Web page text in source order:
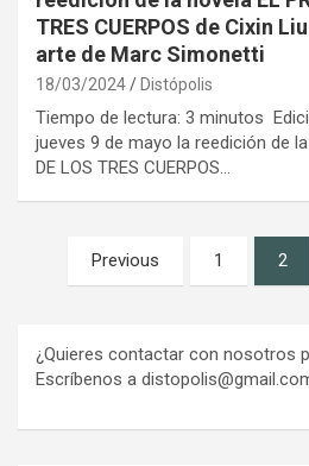
TRES CUERPOS de Cixin
arte de Marc Simonetti
18/03/2024 Distópolis
Tiempo de lectura: 3 minutos
jueves 9 de mayo la reedición de
DE LOS TRES CUERPOS…
Paginación
Previous 1 2
¿Quieres contactar con nosotros
Escríbenos a